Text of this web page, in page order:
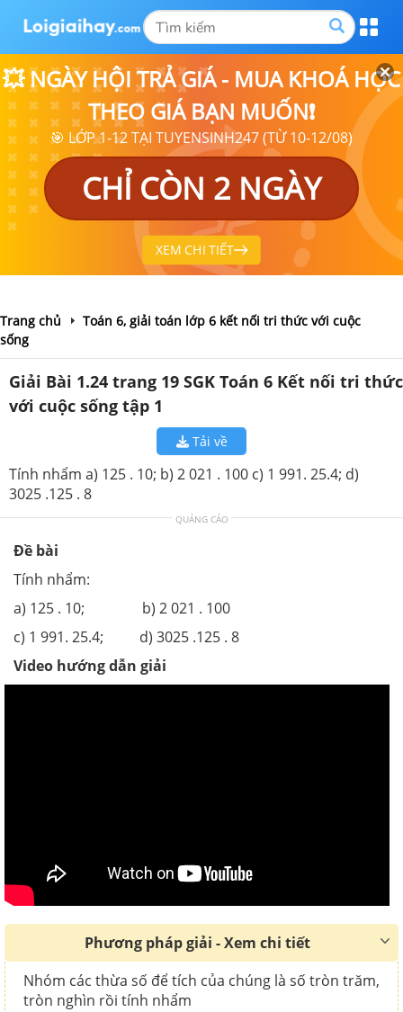
💥 NGÀY HỘI TRẢ GIÁ - MUA KHOÁ HỌC
THEO GIÁ BẠN MUỐN❗
🎯 LỚP 1-12 TẠI TUYENSINH247 (TỪ 10-12/08)
CHỈ CÒN 2 NGÀY
XEM CHI TIẾT
Trang chủ
Toán 6, giải toán lớp 6 kết nối tri thức với cuộc
sống
Giải Bài 1.24 trang 19 SGK Toán 6 Kết nối tri thức
với cuộc sống tập 1
Tải về
Tính nhẩm a) 125 . 10; b) 2 021 . 100 c) 1 991. 25.4; d)
3025 .125 . 8
QUẢNG CÁO
Đề bài
Tính nhẩm:
a) 125 . 10; b) 2 021 . 100
c) 1 991. 25.4; d) 3025 .125 . 8
Video hướng dẫn giải
Phương pháp giải - Xem chi tiết
Nhóm các thừa số để tích của chúng là số tròn trăm,
tròn nghìn rồi tính nhẩm